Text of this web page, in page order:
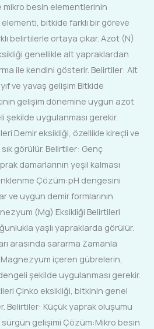
mikro besin elementlerinin
bitkide farklı bir göreve
belirtilerle ortaya çıkar. Azot (N)
genellikle alt yapraklardan
ile kendini gösterir. Belirtiler: Alt
ve yavaş gelişim Bitkide
gelişim dönemine uygun azot
uygulanması gerekir.
Demir eksikliği, özellikle kireçli ve
görülür. Belirtiler: Genç
damarlarının yeşil kalması
Çözüm:pH dengesini
ve uygun demir formlarının
(Mg) Eksikliği Belirtileri
yaşlı yapraklarda görülür.
arasında sararma Zamanla
içeren gübrelerin,
şekilde uygulanması gerekir.
Çinko eksikliği, bitkinin genel
Belirtiler: Küçük yaprak oluşumu
gelişimi Çözüm:Mikro besin